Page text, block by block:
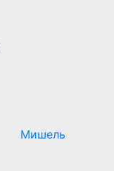
Мишель